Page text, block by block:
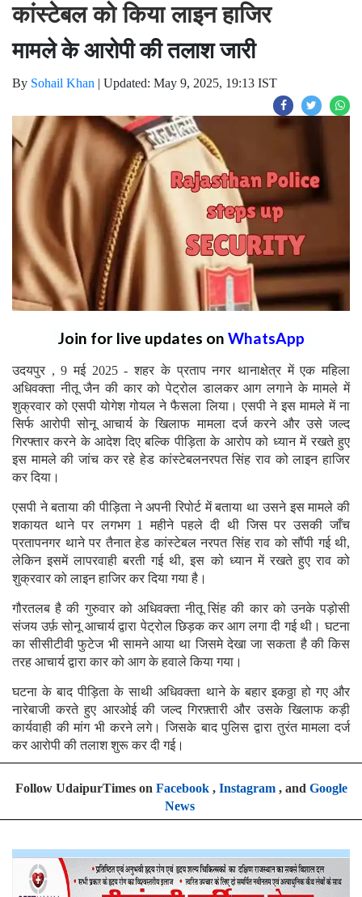
कांस्टेबल को किया लाइन हाजिर
मामले के आरोपी की तलाश जारी
By Sohail Khan | Updated: May 9, 2025, 19:13 IST
Join for live updates on WhatsApp
उदयपुर , 9 मई 2025 - शहर के प्रताप नगर थानाक्षेत्र में एक महिला
अधिवक्ता नीतू जैन की कार को पेट्रोल डालकर आग लगाने के मामले में
शुक्रवार को एसपी योगेश गोयल ने फैसला लिया। एसपी ने इस मामले में ना
सिर्फ आरोपी सोनू आचार्य के खिलाफ मामला दर्ज करने और उसे जल्द
गिरफ्तार करने के आदेश दिए बल्कि पीड़िता के आरोप को ध्यान में रखते हुए
इस मामले की जांच कर रहे हेड कांस्टेबलनरपत सिंह राव को लाइन हाजिर
कर दिया।
एसपी ने बताया की पीड़िता ने अपनी रिपोर्ट में बताया था उसने इस मामले की
शकायत थाने पर लगभग 1 महीने पहले दी थी जिस पर उसकी जाँच
प्रतापनगर थाने पर तैनात हेड कांस्टेबल नरपत सिंह राव को सौंपी गई थी,
लेकिन इसमें लापरवाही बरती गई थी, इस को ध्यान में रखते हुए राव को
शुक्रवार को लाइन हाजिर कर दिया गया है।
गौरतलब है की गुरुवार को अधिवक्ता नीतू सिंह की कार को उनके पड़ोसी
संजय उर्फ़ सोनू आचार्य द्वारा पेट्रोल छिड़क कर आग लगा दी गई थी। घटना
का सीसीटीवी फुटेज भी सामने आया था जिसमे देखा जा सकता है की किस
तरह आचार्य द्वारा कार को आग के हवाले किया गया।
घटना के बाद पीड़िता के साथी अधिवक्ता थाने के बहार इकठ्ठा हो गए और
नारेबाजी करते हुए आरओई की जल्द गिरफ़्तारी और उसके खिलाफ कड़ी
कार्यवाही की मांग भी करने लगे। जिसके बाद पुलिस द्वारा तुरंत मामला दर्ज
कर आरोपी की तलाश शुरू कर दी गई।
Follow UdaipurTimes on Facebook, Instagram, and Google
News